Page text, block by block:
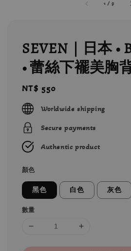
1 /9
SEVEN｜日本 •
• 蕾絲下襬美胸
Regular
price
NT$ 550
Worldwide shipping
Secure payments
Authentic product
顏色
黑色 白色 灰色
數量